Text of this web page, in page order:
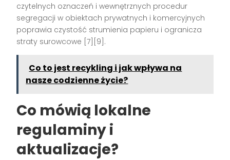
czytelnych oznaczeń i wewnętrznych procedur
segregacji w obiektach prywatnych i komercyjnych
poprawia czystość strumienia papieru i ogranicza
straty surowcowe [7][9].
Co to jest recykling i jak wpływa na
nasze codzienne życie?
Co mówią lokalne
regulaminy i
aktualizacje?